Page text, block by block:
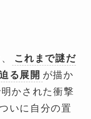
これまで謎だ
る展開 が描か
かされた衝撃
いに自分の置